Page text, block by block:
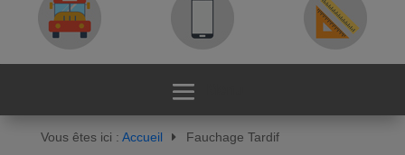
Vous êtes ici : Accueil Fauchage Tardif